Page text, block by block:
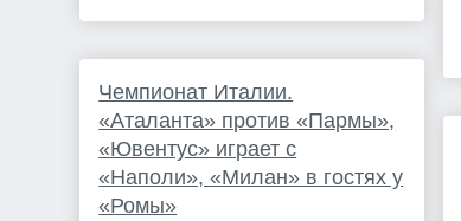
Чемпионат Италии.
«Аталанта» против «Пармы»,
«Ювентус» играет с
«Наполи», «Милан» в гостях у
«Ромы»